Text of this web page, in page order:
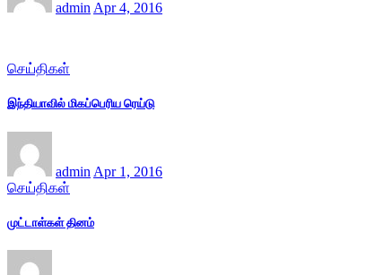
admin Apr 4, 2016
செய்திகள்
இந்தியாவில் மிகப்பெரிய ரெய்டு
admin Apr 1, 2016
செய்திகள்
முட்டாள்கள் தினம்